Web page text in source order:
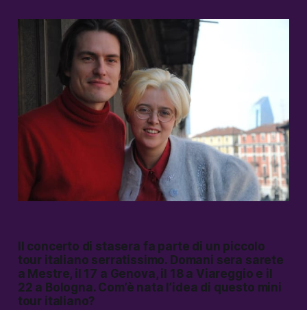
Il concerto di stasera fa parte di un piccolo
tour italiano serratissimo. Domani sera sarete
a Mestre, il 17 a Genova, il 18 a Viareggio e il
22 a Bologna. Com’è nata l’idea di questo mini
tour italiano?